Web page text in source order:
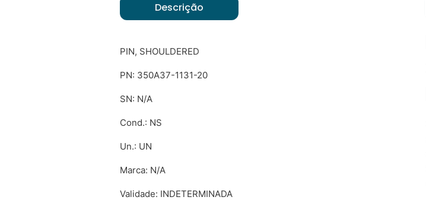
Descrição
PIN, SHOULDERED
PN: 350A37-1131-20
SN: N/A
Cond.: NS
Un.: UN
Marca: N/A
Validade: INDETERMINADA